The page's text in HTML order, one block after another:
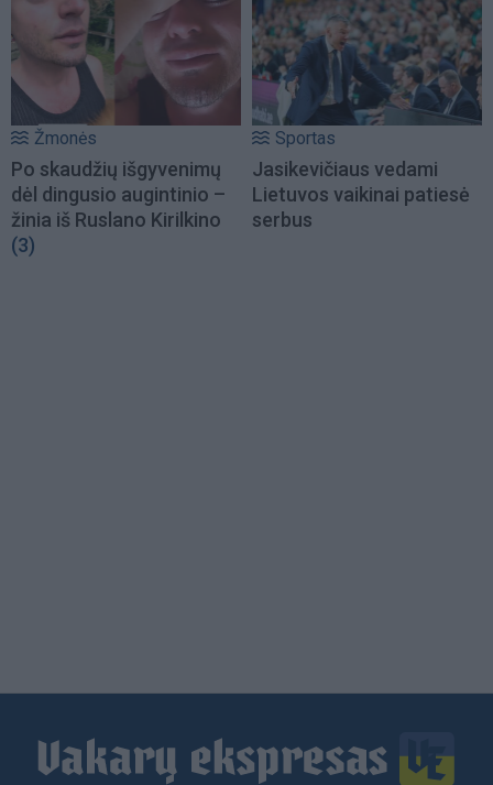
Žmonės
Po skaudžių išgyvenimų
dėl dingusio augintinio –
žinia iš Ruslano Kirilkino
(3)
Sportas
Jasikevičiaus vedami
Lietuvos vaikinai patiesė
serbus